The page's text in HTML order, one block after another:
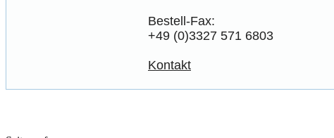
Bestell-Fax:
+49 (0)3327 571 6803
Kontakt